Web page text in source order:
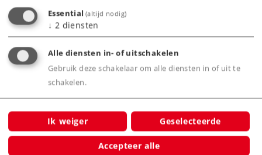
Online kopen
Spoor H0 Rails en wissels
Essential (altijd nodig)
↓ 2 diensten
Alle diensten in- of uitschakelen
Gebruik deze schakelaar om alle diensten in of uit te
schakelen.
Ik weiger Geselecteerde
Accepteer alle